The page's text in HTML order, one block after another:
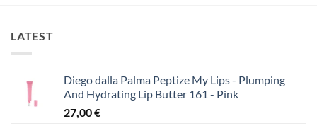
LATEST
Diego dalla Palma Peptize My Lips - Plumping
And Hydrating Lip Butter 161 - Pink
27,00€